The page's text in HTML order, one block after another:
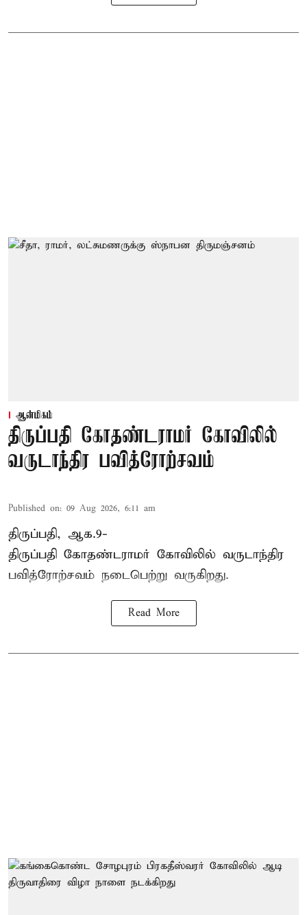
ஆன்மிகம்
திருப்பதி கோதண்டராமர் கோவிலில்
வருடாந்திர பவித்ரோற்சவம்
Published on: 09 Aug 2026, 6:11 am
திருப்பதி, ஆக.9-
திருப்பதி கோதண்டராமர் கோவிலில் வருடாந்திர
பவித்ரோற்சவம் நடைபெற்று வருகிறது.
Read More